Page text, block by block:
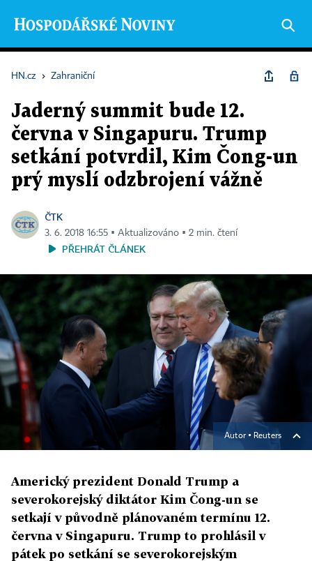
HN.cz › Zahraniční
Jaderný summit bude 12.
června v Singapuru. Trump
setkání potvrdil, Kim Čong-un
prý myslí odzbrojení vážně
ČTK
3. 6. 2018 16:55 ▪ Aktualizováno ▪ 2 min. čtení
PŘEHRÁT ČLÁNEK
Autor ▪ Reuters
Americký prezident Donald Trump a
severokorejský diktátor Kim Čong-un se
setkají v původně plánovaném termínu 12.
června v Singapuru. Trump to prohlásil v
pátek po setkání se severokorejským